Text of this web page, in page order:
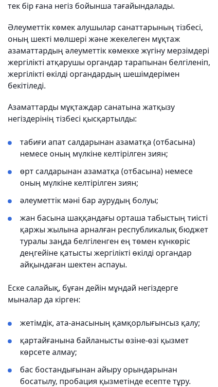
тек бір ғана негіз бойынша тағайындалады.
Әлеуметтік көмек алушылар санаттарының тізбесі,
оның шекті мөлшері және жекелеген мұқтаж
азаматтардың әлеуметтік көмекке жүгіну мерзімдері
жергілікті атқарушы органдар тарапынан белгіленіп,
жергілікті өкілді органдардың шешімдерімен
бекітіледі.
Азаматтарды мұқтаждар санатына жатқызу
негіздерінің тізбесі қысқартылды:
табиғи апат салдарынан азаматқа (отбасына)
немесе оның мүлкіне келтірілген зиян;
өрт салдарынан азаматқа (отбасына) немесе
оның мүлкіне келтірілген зиян;
әлеуметтік мәні бар аурудың болуы;
жан басына шаққандағы орташа табыстың тиісті
қаржы жылына арналған республикалық бюджет
туралы заңда белгіленген ең төмен күнкөріс
деңгейіне қатысты жергілікті өкілді органдар
айқындаған шектен аспауы.
Еске салайық, бұған дейін мұндай негіздерге
мыналар да кірген:
жетімдік, ата-анасының қамқорлығынсыз қалу;
қартайғанына байланысты өзіне-өзі қызмет
көрсете алмау;
бас бостандығынан айыру орындарынан
босатылу, пробация қызметінде есепте тұру.